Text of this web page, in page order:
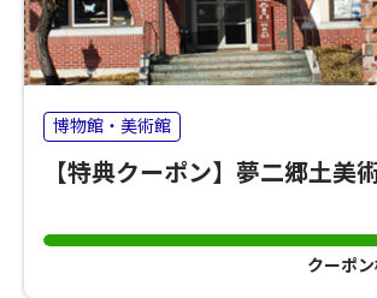
博物館・美術館
【特典クーポン】夢二郷土美
クーポン